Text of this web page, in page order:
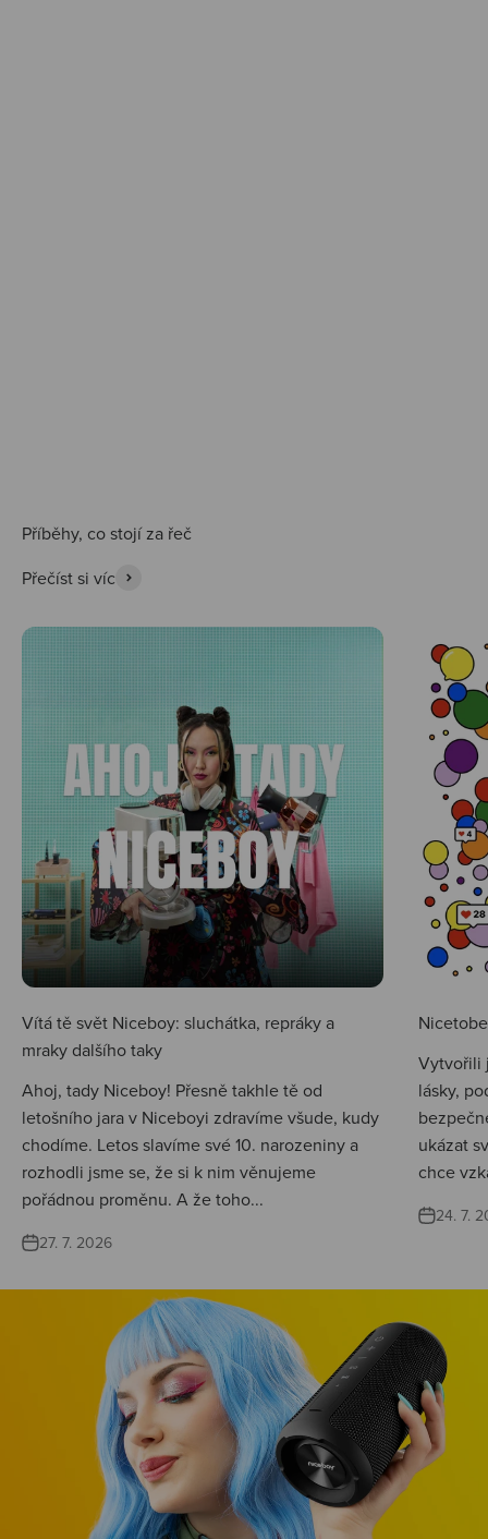
Přečíst si víc
Vítá tě svět Niceboy: sluchátka, repráky a
mraky dalšího taky
Ahoj, tady Niceboy! Přesně takhle tě od
letošního jara v Niceboyi zdravíme všude, kudy
chodíme. Letos slavíme své 10. narozeniny a
rozhodli jsme se, že si k nim věnujeme
pořádnou proměnu. A že toho...
27. 7. 2026
Vytvořili
lásky,
ukázat
chce
24. 7.